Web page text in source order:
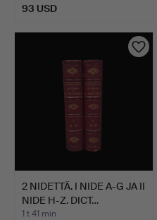
93 USD
2 NIDETTÄ. I NIDE A-G JA II
NIDE H-Z. DICT…
1 t 41 min